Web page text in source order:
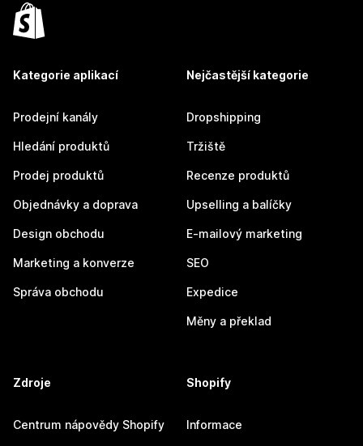
Kategorie aplikací
Prodejní kanály
Hledání produktů
Prodej produktů
Objednávky a doprava
Design obchodu
Marketing a konverze
Správa obchodu
Nejčastější kategorie
Dropshipping
Tržiště
Recenze produktů
Upselling a balíčky
E-mailový marketing
SEO
Expedice
Měny a překlad
Zdroje
Centrum nápovědy Shopify
Shopify
Informace